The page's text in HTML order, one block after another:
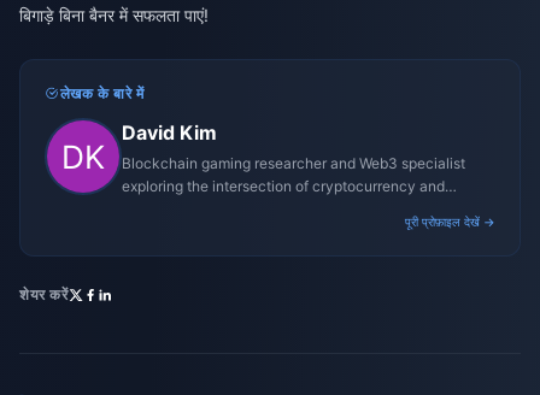
बिगाड़े बिना बैनर में सफलता पाएं!
लेखक के बारे में
David Kim
Blockchain gaming researcher and Web3 specialist
exploring the intersection of cryptocurrency and
पूरी प्रोफ़ाइल देखें →
शेयर करें